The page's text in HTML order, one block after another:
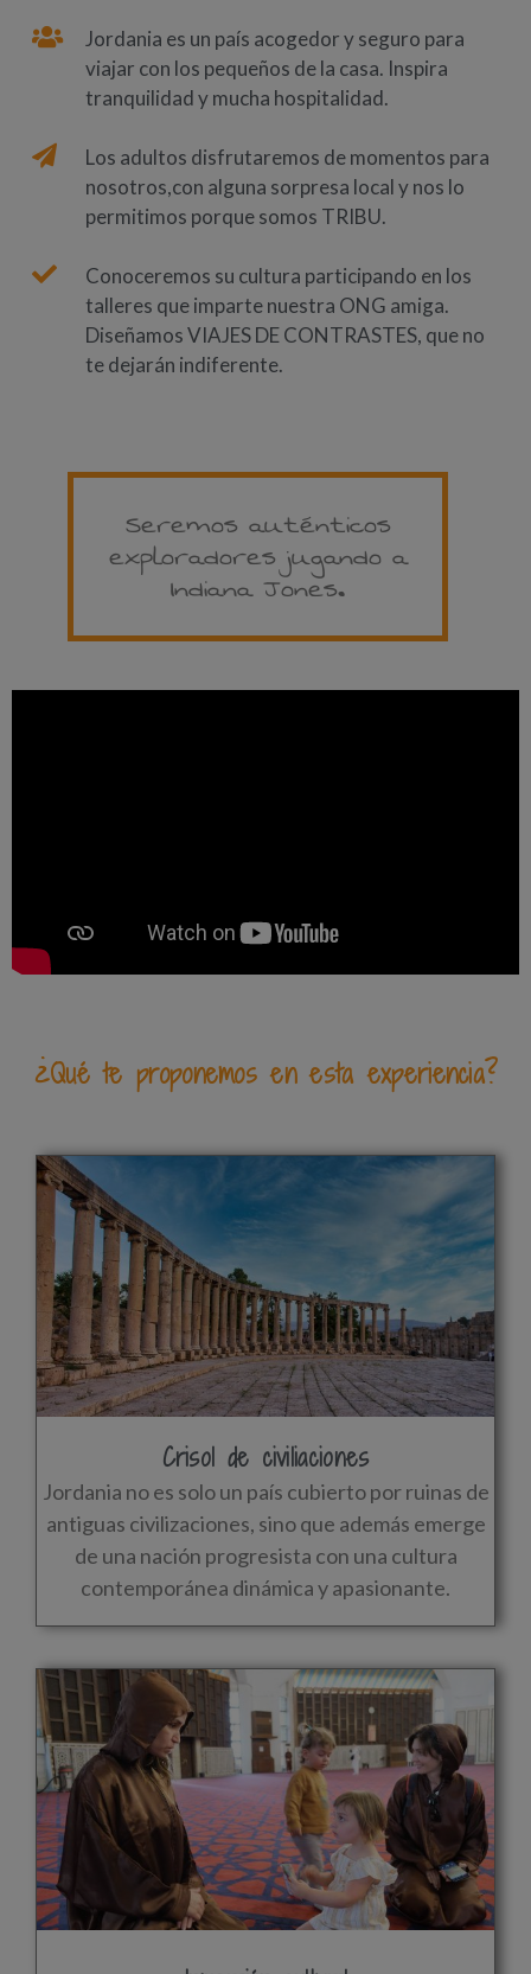
Jordania es un país acogedor y seguro para
viajar con los pequeños de la casa. Inspira
tranquilidad y mucha hospitalidad.
Los adultos disfrutaremos de momentos para
nosotros,con alguna sorpresa local y nos lo
permitimos porque somos TRIBU.
Conoceremos su cultura participando en los
talleres que imparte nuestra ONG amiga.
Diseñamos VIAJES DE CONTRASTES, que no
te dejarán indiferente.
Seremos auténticos
exploradores jugando a
Indiana Jones.
¿Qué te proponemos en esta experiencia?
Crisol de civiliaciones
Jordania no es solo un país cubierto por ruinas de
antiguas civilizaciones, sino que además emerge
de una nación progresista con una cultura
contemporánea dinámica y apasionante.